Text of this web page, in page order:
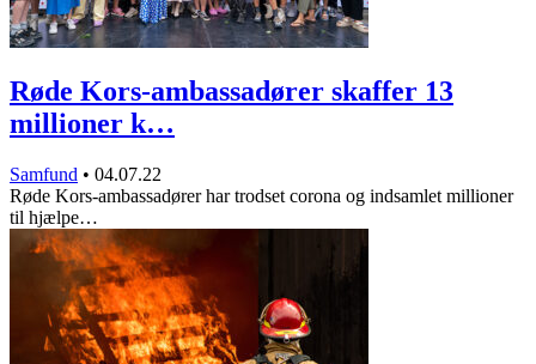
Røde Kors-ambassadører skaffer 13
millioner k…
Samfund • 04.07.22
Røde Kors-ambassadører har trodset corona og indsamlet millioner
til hjælpe…